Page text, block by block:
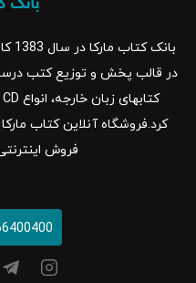
در قالب پخش و توزیع کتب
فروش